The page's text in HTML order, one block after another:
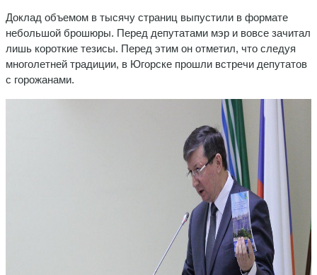
Доклад объемом в тысячу страниц выпустили в формате
небольшой брошюры. Перед депутатами мэр и вовсе зачитал
лишь короткие тезисы. Перед этим он отметил, что следуя
многолетней традиции, в Югорске прошли встречи депутатов
с горожанами.